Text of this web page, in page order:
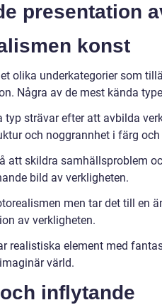
presentation
konst
olika underkategorier som
Några av de mest kända
typ strävar efter att avbilda
och noggrannhet i färg
att skildra samhällsproblem
bild av verkligheten.
men tar det till en
av verkligheten.
realistiska element med
värld.
inflytande